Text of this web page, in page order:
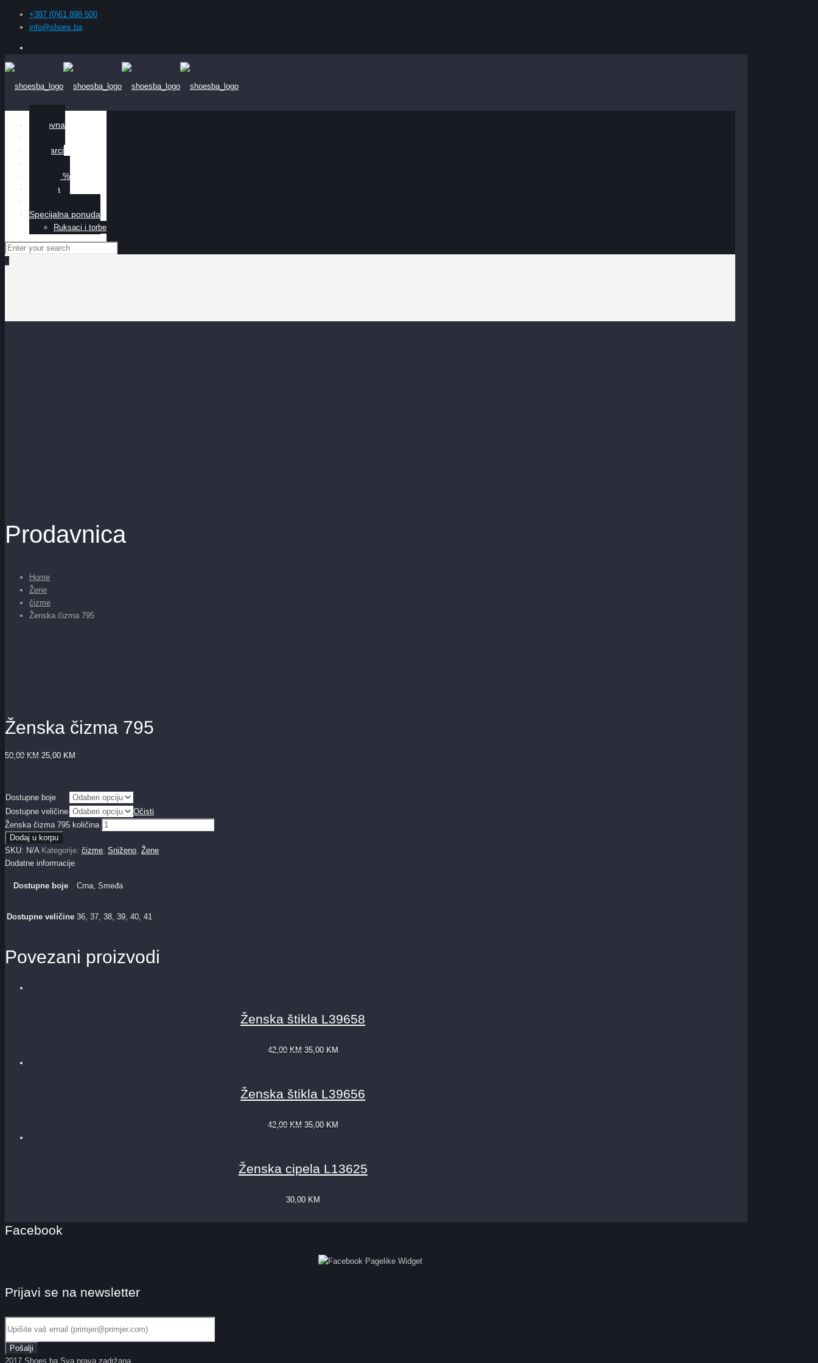
+387 (0)61 898 500
info@shoes.ba
Naslovna
Muškarci
Sniženo %
O nama
Specijalna ponuda
Ruksaci i torbe
0
Prodavnica
Home
Žene
čizme
Ženska čizma 795
Ženska čizma 795
50,00 KM 25,00 KM
Dostupne boje
Dostupne veličine
Očisti
Ženska čizma 795 količina
Dodaj u korpu
SKU: N/A Kategorije: čizme, Sniženo, Žene
Dodatne informacije
Dostupne boje Crna, Smeđa
Dostupne veličine 36, 37, 38, 39, 40, 41
Povezani proizvodi
Ženska štikla L39658
42,00 KM 35,00 KM
Ženska štikla L39656
42,00 KM 35,00 KM
Ženska cipela L13625
30,00 KM
Facebook
Prijavi se na newsletter
2017 Shoes.ba Sva prava zadržana.